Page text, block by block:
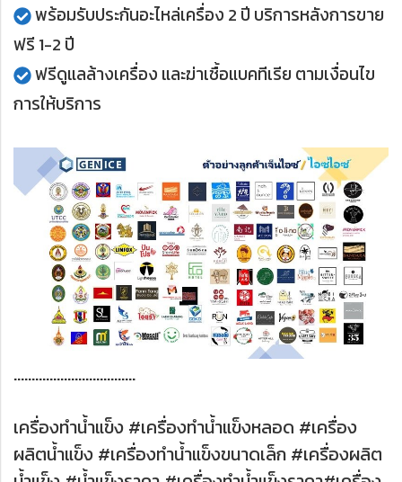
พร้อมรับประกันอะไหล่เครื่อง 2 ปี บริการหลังการขาย
ฟรี 1-2 ปี
ฟรีดูแลล้างเครื่อง และฆ่าเชื้อแบคทีเรีย ตามเงื่อนไข
การให้บริการ
…………………………….
เครื่องทำน้ำแข็ง #เครื่องทำน้ำแข็งหลอด #เครื่อง
ผลิตน้ำแข็ง #เครื่องทำน้ำแข็งขนาดเล็ก #เครื่องผลิต